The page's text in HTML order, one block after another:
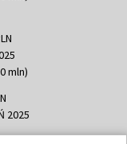
mln)
2025